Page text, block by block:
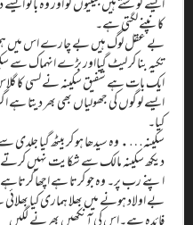
کانپنے لگتی ہے۔
بے عقل لوگ ہیں بے چارے اس میں ہم کیا
تکیہ بنا کر لیٹ گیااور بڑے انہماک سے
ایک بات ہے شفیق سکینہ نے لسی کا
ایسے لوگوں کی جھولیاں بھی بھر دیتا
کیا۔
سکینہ…. وہ سیدھا ہو کر بیٹھ گیا جلدی
دیکھ سکینہ مالک سے شکایت نہیں
اپنے رب پر۔ وہ جو کرتا ہے اچھا
بے اولاد ہونے میں بھلا ہماری کیا
فائدہ ہے۔اس کی آنکھیں بھرنے لگیں